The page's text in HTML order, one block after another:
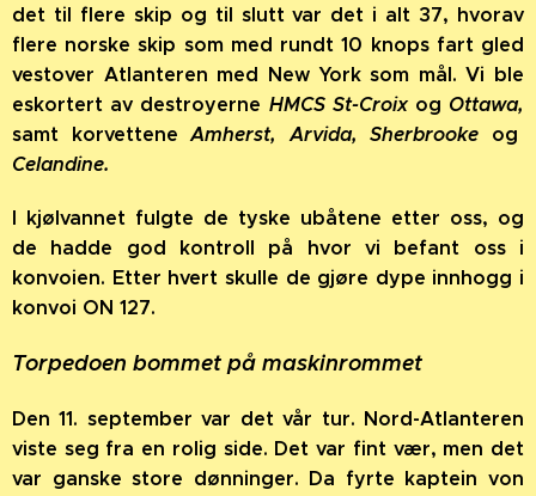
det til flere skip og til slutt var det i alt 37, hvorav
flere norske skip som med rundt 10 knops fart gled
vestover Atlanteren med New York som mål. Vi ble
eskortert av destroyerne HMCS St-Croixog Ottawa,
samt korvetteneAmherst, Arvida, Sherbrooke og
Celandine.
I kjølvannet fulgte de tyske ubåtene etter oss, og
de hadde god kontroll på hvor vi befant oss i
konvoien. Etter hvert skulle de gjøre dype innhogg i
konvoi ON 127.
Torpedoen bommet på maskinrommet
Den 11. september var det vår tur. Nord-Atlanteren
viste seg fra en rolig side. Det var fint vær, men det
var ganske store dønninger. Da fyrte kaptein von